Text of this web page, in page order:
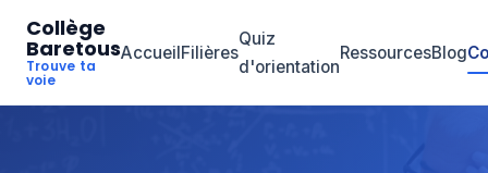
Collège
Baretous
Trouve ta
voie
AccueilFilières
Quiz
d'orientation
RessourcesBlog